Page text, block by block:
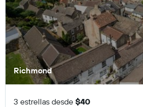
Richmond
3 estrellas desde $40